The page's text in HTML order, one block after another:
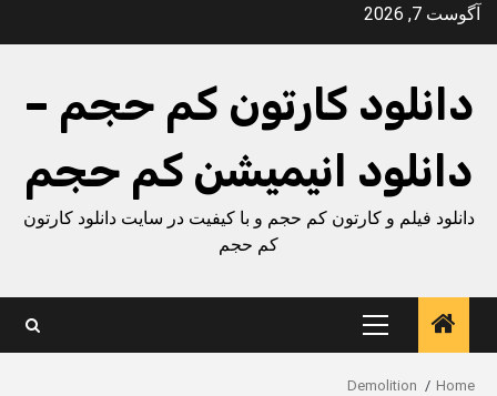
Skipآگوست 7, 2026
دانلود کارتون کم حجم –
دانلود انیمیشن کم حجم
دانلود فیلم و کارتون کم حجم و با کیفیت در سایت دانلود کارتون
کم حجم
Primary
Menu
Home
Demolition